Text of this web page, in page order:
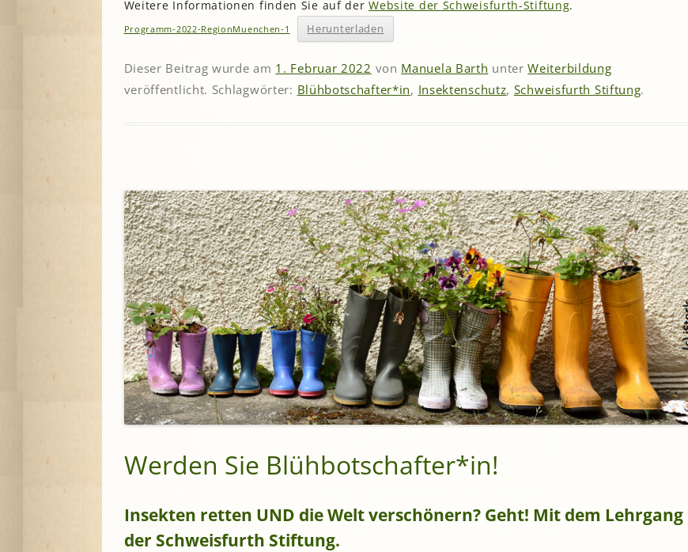
Weitere Informationen finden Sie auf derWebsite der Schweisfurth-Stiftung.
Programm-2022-RegionMuenchen-1 Herunterladen
Dieser Beitrag wurde am 1. Februar 2022 von Manuela Barth unterWeiterbildung
veröffentlicht. Schlagwörter: Blühbotschafter*in, Insektenschutz, Schweisfurth Stiftung.
Werden Sie Blühbotschafter*in!
Insekten retten UND die Welt verschönern? Geht! Mit dem Lehrgang
der Schweisfurth Stiftung.